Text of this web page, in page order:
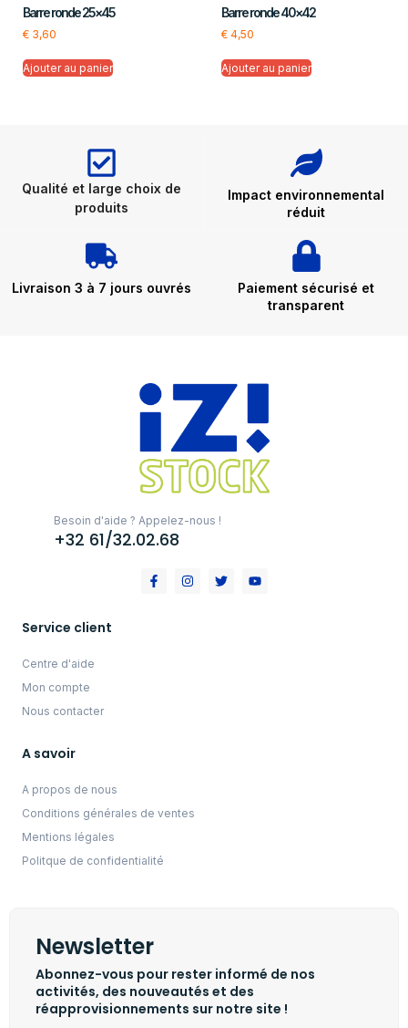
Barre ronde 25×45
€ 3,60
Ajouter au panier
Barre ronde 40×42
€4,50
Ajouter au panier
Qualité et large choix de
produits
Impact environnemental
réduit
Livraison 3 à 7 jours ouvrés
Paiement sécurisé et
transparent
Besoin d'aide ? Appelez-nous !
+32 61/32.02.68
Service client
Centre d'aide
Mon compte
Nous contacter
A savoir
A propos de nous
Conditions générales de ventes
Mentions légales
Politque de confidentialité
Newsletter
Abonnez-vous pour rester informé de nos
activités, des nouveautés et des
réapprovisionnements sur notre site !